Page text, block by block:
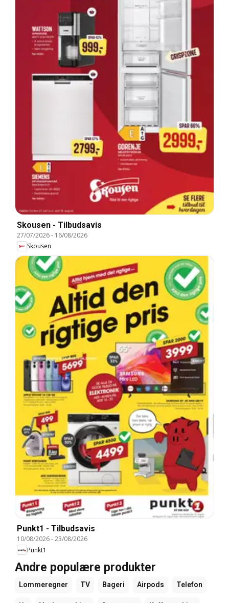
Skousen - Tilbudsavis
27/07/2026- 16/08/2026
Skousen
Punkt1 - Tilbudsavis
10/08/2026-23/08/2026
Punkt1
Andre populære produkter
Lommeregner TV Bageri Airpods Telefon